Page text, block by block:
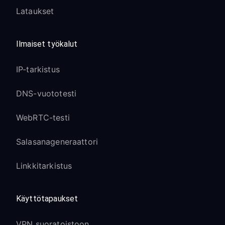
yhteyden kanssa
Roku Express/Express 4K+:
uudemman kanssa
1080p/4K-suoratoisto toimii
Vakiomallinen Roku-kaukosäädin toimii
Kompakti muotoilu on ihanteellinen
proxy-tuella
Lataukset
Ilmaiset työkalut
IP-tarkistus
DNS-vuototesti
WebRTC-testi
Salasanageneraattori
Linkkitarkistus
Käyttötapaukset